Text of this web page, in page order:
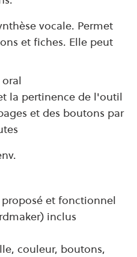
vocale. Permet
et fiches. Elle peut
la pertinence de l'outil
et des boutons par
et fonctionnel
inclus
couleur, boutons,